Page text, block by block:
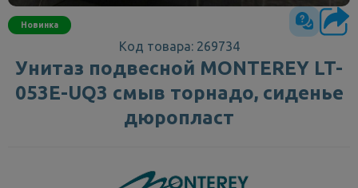
Новинка
Код товара: 269734
Унитаз подвесной MONTEREY LT-
053E-UQ3 смыв торнадо, сиденье
дюропласт